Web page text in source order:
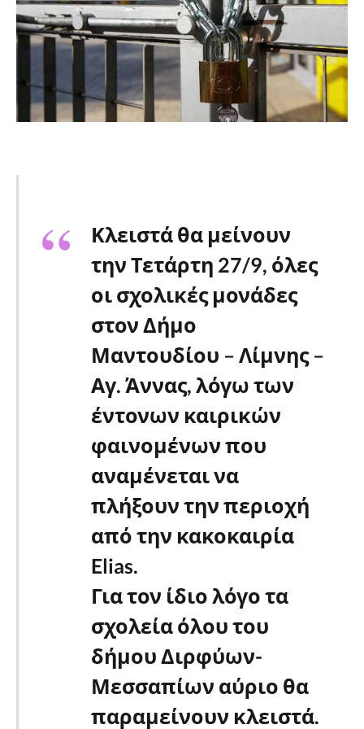
Κλειστά θα μείνουν
την Τετάρτη 27/9, όλες
οι σχολικές μονάδες
στον Δήμο
Μαντουδίου – Λίμνης –
Αγ. Άννας, λόγω των
έντονων καιρικών
φαινομένων που
αναμένεται να
πλήξουν την περιοχή
από την κακοκαιρία
Elias.
Για τον ίδιο λόγο τα
σχολεία όλου του
δήμου Διρφύων-
Μεσσαπίων αύριο θα
παραμείνουν κλειστά.